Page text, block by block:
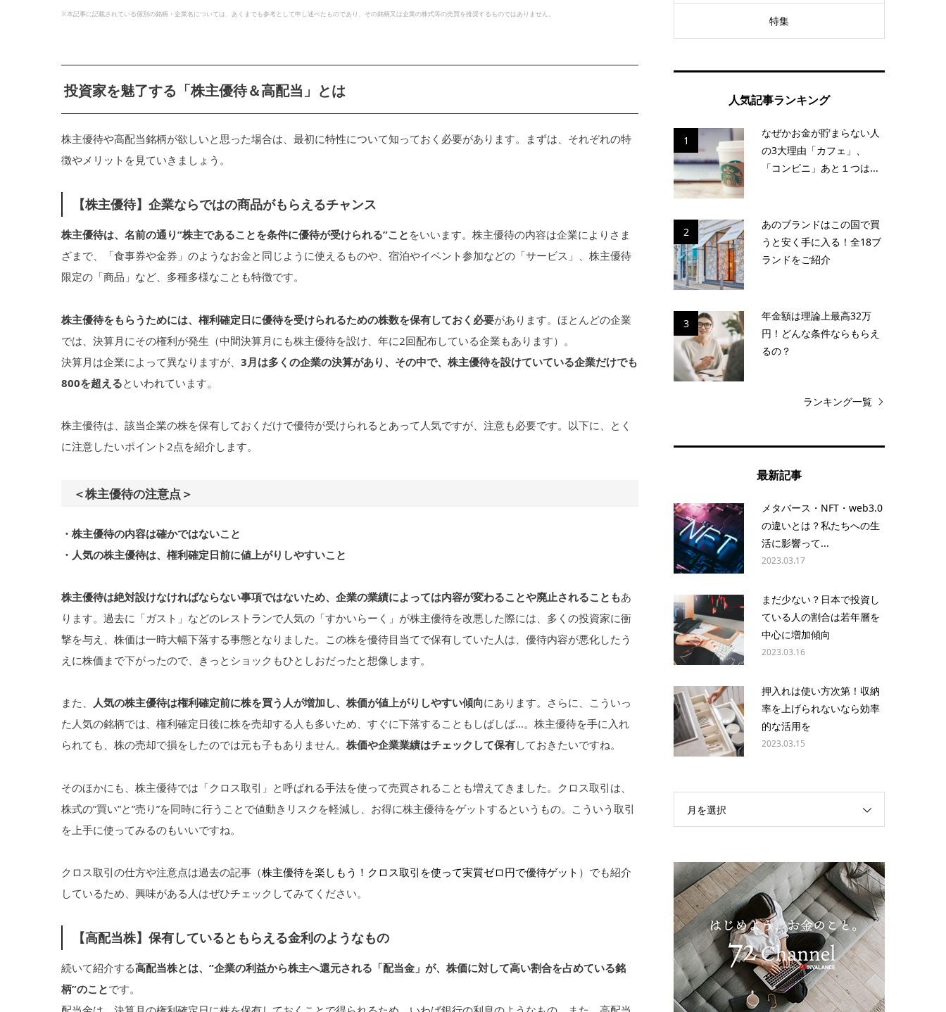
※本記事に記載されている個別の銘柄・企業名については、あくまでも参考として申し述べたものであり、その銘柄又は企業の株式等の売買を推奨するものではありません。
投資家を魅了する「株主優待＆高配当」とは
株主優待や高配当銘柄が欲しいと思った場合は、最初に特性について知っておく必要があります。まずは、それぞれの特
徴やメリットを見ていきましょう。
【株主優待】企業ならではの商品がもらえるチャンス
株主優待は、名前の通り”株主であることを条件に優待が受けられる”こと をいいます。株主優待の内容は企業によりさま
ざまで、「食事券や金券」のようなお金と同じように使えるものや、宿泊やイベント参加などの「サービス」、株主優待
限定の「商品」など、多種多様なことも特徴です。
株主優待をもらうためには、権利確定日に優待を受けられるための株数を保有しておく必要があります。ほとんどの企業
では、決算月にその権利が発生（中間決算月にも株主優待を設け、年に2回配布している企業もあります）。
決算月は企業によって異なりますが、 3月は多くの企業の決算があり、その中で、株主優待を設けていている企業だけでも
800を超えるといわれています。
株主優待は、該当企業の株を保有しておくだけで優待が受けられるとあって人気ですが、注意も必要です。以下に、とく
に注意したいポイント2点を紹介します。
＜株主優待の注意点＞
・株主優待の内容は確かではないこと
・人気の株主優待は、権利確定日前に値上がりしやすいこと
株主優待は絶対設けなければならない事項ではないため、企業の業績によっては内容が変わることや廃止されることもあ
ります。過去に「ガスト」などのレストランで人気の「すかいらーく」が株主優待を改悪した際には、多くの投資家に衝
撃を与え、株価は一時大幅下落する事態となりました。この株を優待目当てで保有していた人は、優待内容が悪化したう
えに株価まで下がったので、きっとショックもひとしおだったと想像します。
また、 人気の株主優待は権利確定前に株を買う人が増加し、株価が値上がりしやすい傾向にあります。さらに、こういっ
た人気の銘柄では、権利確定日後に株を売却する人も多いため、すぐに下落することもしばしば…。株主優待を手に入れ
られても、株の売却で損をしたのでは元も子もありません。 株価や企業業績はチェックして保有しておきたいですね。
そのほかにも、株主優待では「クロス取引」と呼ばれる手法を使って売買されることも増えてきました。クロス取引は、
株式の”買い”と”売り”を同時に行うことで値動きリスクを軽減し、お得に株主優待をゲットするというもの。こういう取引
を上手に使ってみるのもいいですね。
クロス取引の仕方や注意点は過去の記事（株主優待を楽しもう！クロス取引を使って実質ゼロ円で優待ゲット ）でも紹介
しているため、興味がある人はぜひチェックしてみてください。
【高配当株】保有しているともらえる金利のようなもの
続いて紹介する高配当株とは、”企業の利益から株主へ還元される「配当金」が、株価に対して高い割合を占めている銘
柄”のことです。
特集
人気記事ランキング
1
なぜかお金が貯まらない人
の3大理由「カフェ」、
「コンビニ」あと１つは...
2
あのブランドはこの国で買
うと安く手に入る！全18ブ
ランドをご紹介
3
年金額は理論上最高32万
円！どんな条件ならもらえ
るの？
ランキング一覧
最新記事
メタバース・NFT・web3.0
の違いとは？私たちへの生
活に影響って...
2023.03.17
まだ少ない？日本で投資し
ている人の割合は若年層を
中心に増加傾向
2023.03.16
押入れは使い方次第！収納
率を上げられないなら効率
的な活用を
2023.03.15
月を選択